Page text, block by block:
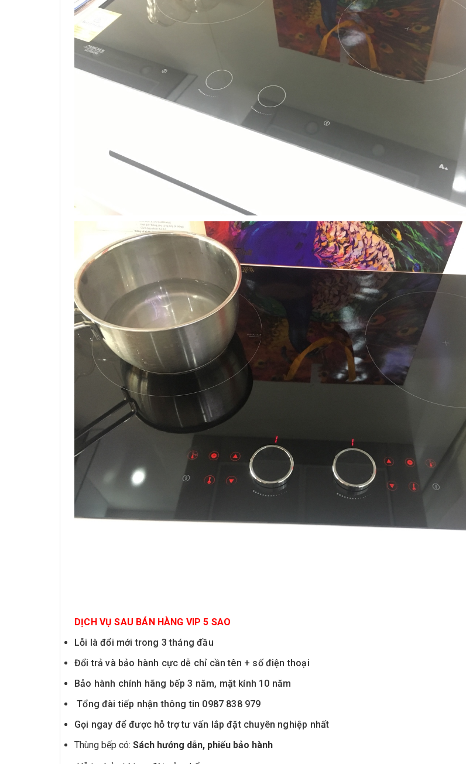
DỊCH VỤ SAU BÁN HÀNG VIP 5 SAO
Lỗi là đổi mới trong 3 tháng đầu
Đổi trả và bảo hành cực dễ chỉ cần tên + số điện thoại
Bảo hành chính hãng bếp 3 năm, mặt kính 10 năm
Tổng đài tiếp nhận thông tin 0987 838 979
Gọi ngay để được hỗ trợ tư vấn lắp đặt chuyên nghiệp nhất
Thùng bếp có: Sách hướng dẫn, phiếu bảo hành